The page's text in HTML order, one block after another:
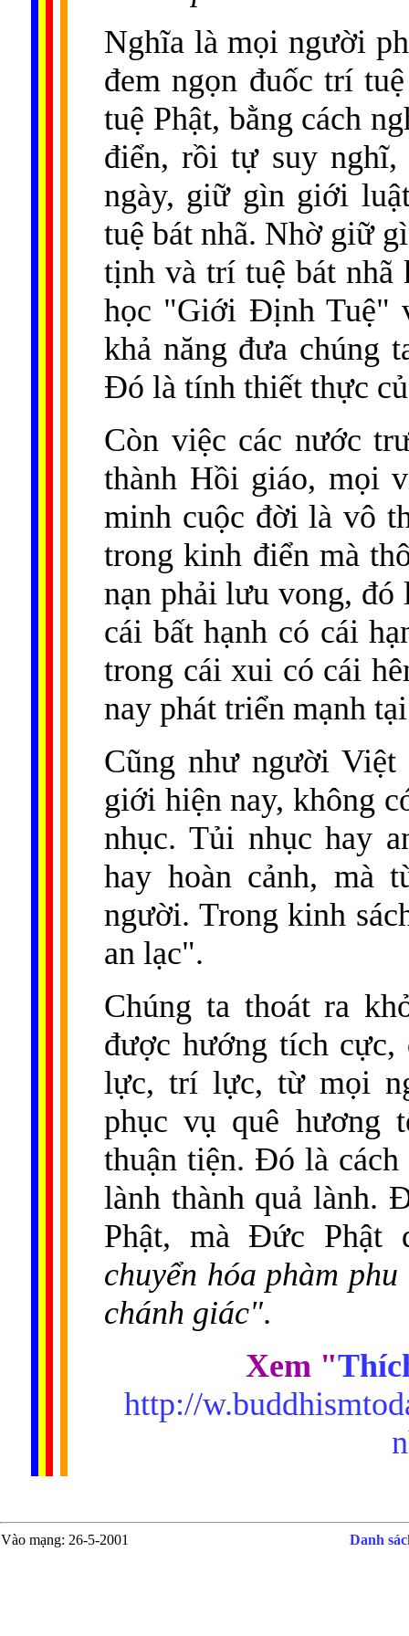
Nghĩa là mọi người
đem ngọn đuốc trí
tuệ Phật, bằng cách
điển, rồi tự suy nghĩ,
ngày, giữ gìn giới
tuệ bát nhã. Nhờ giữ
tịnh và trí tuệ bát
học "Giới Ðịnh Tuệ"
khả năng đưa chúng
Ðó là tính thiết thực
Còn việc các nước
thành Hồi giáo, mọi
minh cuộc đời là vô
trong kinh điển mà
nạn phải lưu vong, đó
cái bất hạnh có cái
trong cái xui có cái
nay phát triển mạnh
Cũng như người Việt
giới hiện nay, không
nhục. Tủi nhục hay
hay hoàn cảnh, mà
người. Trong kinh
an lạc".
Chúng ta thoát ra
được hướng tích
lực, trí lực, từ mọi
phục vụ quê hương
thuận tiện. Ðó là cách
lành thành quả lành.
Phật, mà Ðức
chuyển hóa phàm
chánh giác".
Xem "
http://
Vào mạng: 26-5-2001 Danh